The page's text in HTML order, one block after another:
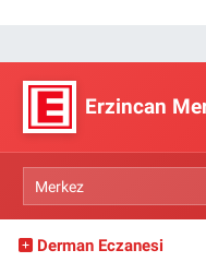
Erzincan
Derman Eczanesi